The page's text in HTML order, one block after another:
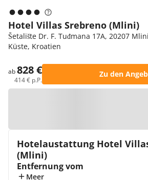
Hotel Villas Srebreno (Mlini)
Šetalište Dr. F. Tuđmana 17A, 20207
Küste, Kroatien
ab828 €
414 € p.P.
Zu den
Hotelaustattung Hotel
(Mlini)
Entfernung vom
Meer